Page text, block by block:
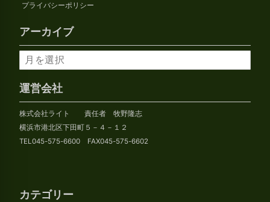
プライバシーポリシー
アーカイブ
ア
ー
カ
イ
ブ
運営会社
株式会社ライト 責任者 牧野隆志
横浜市港北区下田町５－４－１２
TEL045-575-6600 FAX045-575-6602
カテゴリー